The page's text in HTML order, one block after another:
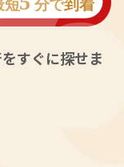
すぐに探せま